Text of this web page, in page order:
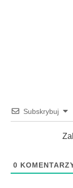
Subskrybuj
0